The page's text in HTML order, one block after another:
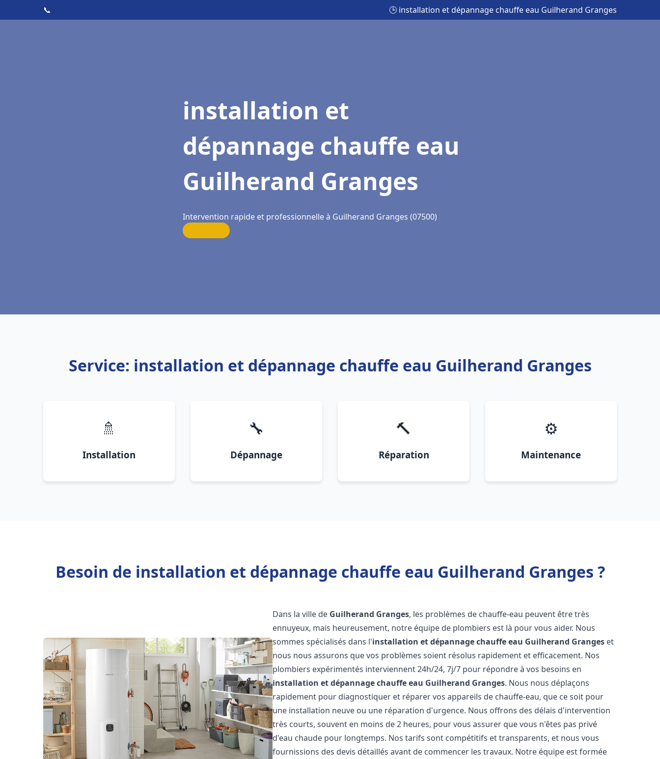
📞 🕒 installation et dépannage chauffe eau Guilherand Granges
installation et
dépannage chauffe eau
Guilherand Granges
Intervention rapide et professionnelle à Guilherand Granges (07500)
Service: installation et dépannage chauffe eau Guilherand Granges
🚿
Installation
🔧
Dépannage
🔨
Réparation
⚙️
Maintenance
Besoin de installation et dépannage chauffe eau Guilherand Granges ?
Dans la ville de Guilherand Granges, les problèmes de chauffe-eau peuvent être très
ennuyeux, mais heureusement, notre équipe de plombiers est là pour vous aider. Nous
sommes spécialisés dans l'installation et dépannage chauffe eau Guilherand Granges et
nous nous assurons que vos problèmes soient résolus rapidement et efficacement. Nos
plombiers expérimentés interviennent 24h/24, 7j/7 pour répondre à vos besoins en
installation et dépannage chauffe eau Guilherand Granges. Nous nous déplaçons
rapidement pour diagnostiquer et réparer vos appareils de chauffe-eau, que ce soit pour
une installation neuve ou une réparation d'urgence. Nous offrons des délais d'intervention
très courts, souvent en moins de 2 heures, pour vous assurer que vous n'êtes pas privé
d'eau chaude pour longtemps. Nos tarifs sont compétitifs et transparents, et nous vous
fournissions des devis détaillés avant de commencer les travaux. Notre équipe est formée